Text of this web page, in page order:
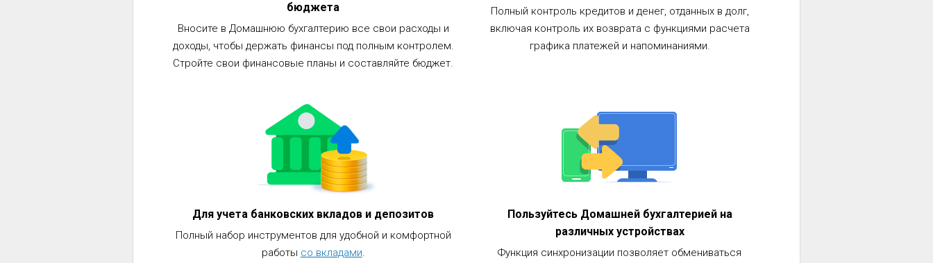
бюджета
Вносите в Домашнюю бухгалтерию все свои расходы и
доходы, чтобы держать финансы под полным контролем.
Стройте свои финансовые планы и составляйте бюджет.
Полный контроль кредитов и денег, отданных в долг,
включая контроль их возврата с функциями расчета
графика платежей и напоминаниями.
Для учета банковских вкладов и депозитов
Полный набор инструментов для удобной и комфортной
работы со вкладами.
Пользуйтесь Домашней бухгалтерией на
различных устройствах
Функция синхронизации позволяет обмениваться